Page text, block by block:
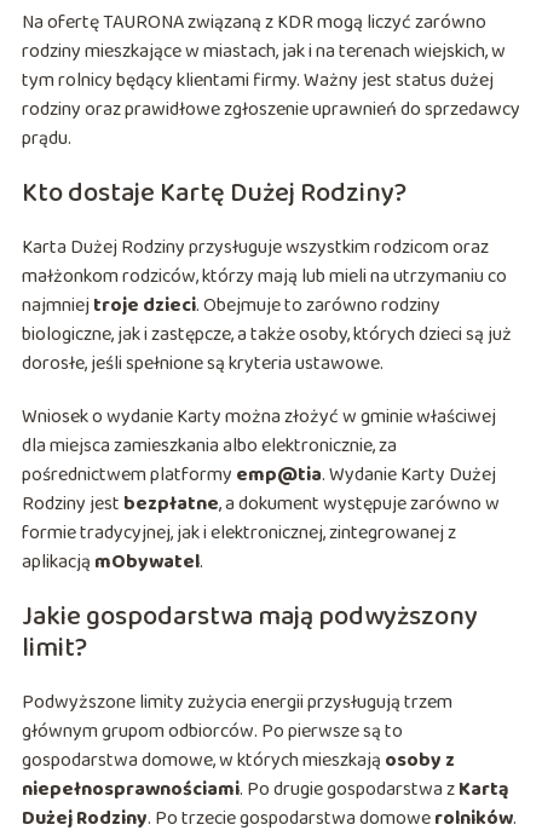
Na ofertę TAURONA związaną z KDR mogą liczyć zarówno
rodziny mieszkające w miastach, jak i na terenach wiejskich, w
tym rolnicy będący klientami firmy. Ważny jest status dużej
rodziny oraz prawidłowe zgłoszenie uprawnień do sprzedawcy
prądu.
Kto dostaje Kartę Dużej Rodziny?
Karta Dużej Rodziny przysługuje wszystkim rodzicom oraz
małżonkom rodziców, którzy mają lub mieli na utrzymaniu co
najmniejtroje dzieci. Obejmuje to zarówno rodziny
biologiczne, jak i zastępcze, a także osoby, których dzieci są już
dorosłe, jeśli spełnione są kryteria ustawowe.
Wniosek o wydanie Karty można złożyć w gminie właściwej
dla miejsca zamieszkania albo elektronicznie, za
pośrednictwem platformy emp@tia. Wydanie Karty Dużej
Rodziny jest bezpłatne, a dokument występuje zarówno w
formie tradycyjnej, jak i elektronicznej, zintegrowanej z
aplikacją mObywatel.
Jakie gospodarstwa mają podwyższony
limit?
Podwyższone limity zużycia energii przysługują trzem
głównym grupom odbiorców. Po pierwsze są to
gospodarstwa domowe, w których mieszkają osoby z
niepełnosprawnościami. Po drugie gospodarstwa zKartą
Dużej Rodziny. Po trzecie gospodarstwa domowerolników.